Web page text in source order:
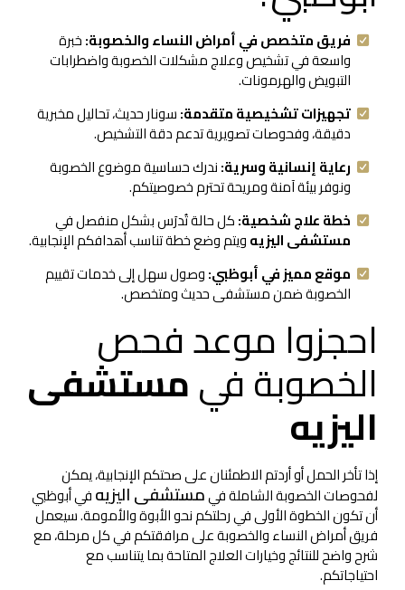
فريق متخصص في أمراض النساء والخصوبة:خبرة
واسعة في تشخيص وعلاج مشكلات الخصوبة واضطرابات
التبويض والهرمونات.
تجهيزات تشخيصية متقدمة:سونار حديث، تحاليل مخبرية
دقيقة، وفحوصات تصويرية تدعم دقة التشخيص.
رعاية إنسانية وسرية:ندرك حساسية موضوع الخصوبة
ونوفر بيئة آمنة ومريحة تحترم خصوصيتكم.
خطة علاج شخصية:كل حالة تُدرَس بشكل منفصل في
مستشفى اليزيهويتم وضع خطة تناسب أهدافكم الإنجابية.
موقع مميز في أبوظبي:وصول سهل إلى خدمات تقييم
الخصوبة ضمن مستشفى حديث ومتخصص.
احجزوا موعد فحص
الخصوبة فيمستشفى
اليزيه
إذا تأخر الحمل أو أردتم الاطمئنان على صحتكم الإنجابية، يمكن
لفحوصات الخصوبة الشاملة فيمستشفى اليزيهفي أبوظبي
أن تكون الخطوة الأولى في رحلتكم نحو الأبوة والأمومة. سيعمل
فريق أمراض النساء والخصوبة على مرافقتكم في كل مرحلة، مع
شرح واضح للنتائج وخيارات العلاج المتاحة بما يتناسب مع
احتياجاتكم.